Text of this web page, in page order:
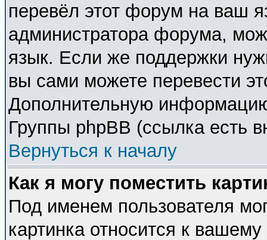
перевёл этот форум на ваш
администратора форума,
язык. Если же поддержки
вы сами можете перевести
Дополнительную
Группы phpBB (ссылка есть
Вернуться к началу
Как я могу поместить
Под именем пользователя
картинка относится к